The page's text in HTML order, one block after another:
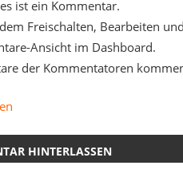
ist ein Kommentar.
Freischalten, Bearbeiten
Ansicht im Dashboard.
der Kommentatoren
HINTERLASSEN